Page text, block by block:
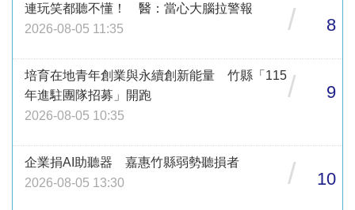
連玩笑都聽不懂！ 醫：當心大腦拉警報
2026-08-05 11:35
/ 8
培育在地青年創業與永續創新能量 竹縣「115
年進駐團隊招募」開跑
2026-08-05 10:35
/ 9
企業捐AI助聽器 嘉惠竹縣弱勢聽損者
2026-08-05 13:30
/ 10